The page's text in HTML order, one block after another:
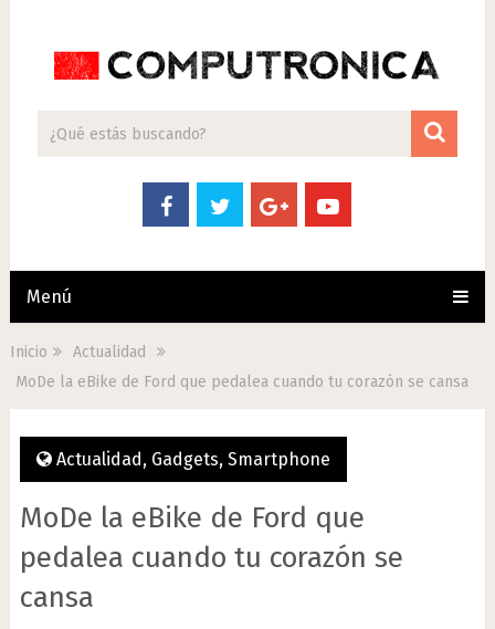
Menú
Inicio
Actualidad
MoDe la eBike de Ford que pedalea cuando tu corazón se cansa
Actualidad, Gadgets, Smartphone
MoDe la eBike de Ford que
pedalea cuando tu corazón se
cansa